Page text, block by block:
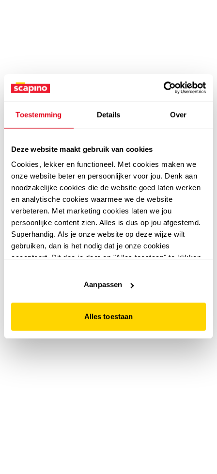
Toestemming Details Over
Deze website maakt gebruik van cookies
Cookies, lekker en functioneel. Met cookies maken we
onze website beter en persoonlijker voor jou. Denk aan
noodzakelijke cookies die de website goed laten werken
en analytische cookies waarmee we de website
verbeteren. Met marketing cookies laten we jou
persoonlijke content zien. Alles is dus op jou afgestemd.
Superhandig. Als je onze website op deze wijze wilt
gebruiken, dan is het nodig dat je onze cookies
accepteert. Dit doe je door op "Alles toestaan" te klikken.
website niet optimaal functioneert.
Aanpassen
Alles toestaan